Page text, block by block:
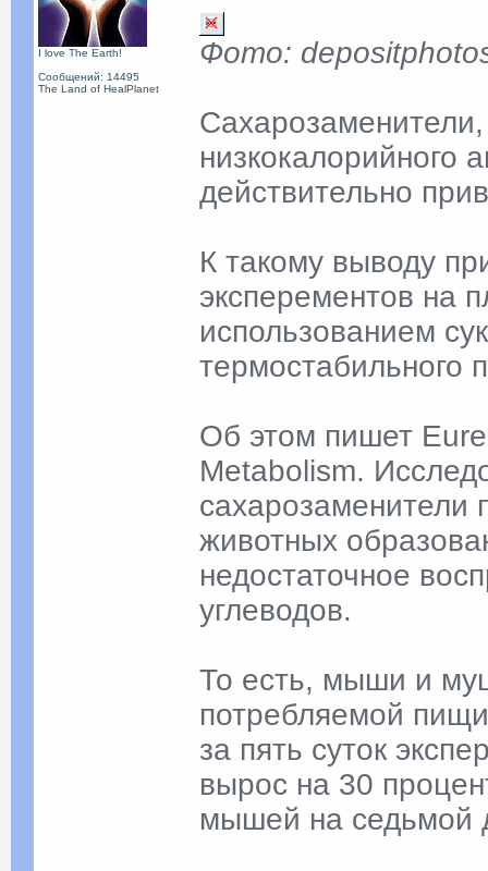
I love The Earth!
Сообщений: 14495
The Land of HealPlanet
Фото:
низкокалорийного
действительно
К такому выводу
эксперементов на
использованием
термостабильного
Об этом пишет
Metabolism.
сахарозаменители
животных
недостаточное
углеводов.
То есть, мыши и
потребляемой
за пять суток
вырос на 30
мышей на седьмой